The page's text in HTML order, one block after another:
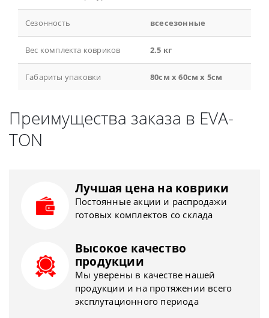
Сезонность всесезонные
Вес комплекта ковриков 2.5 кг
Габариты упаковки 80см x 60см x 5см
Преимущества заказа в EVA-
TON
Лучшая цена на коврики
Постоянные акции и распродажи
готовых комплектов со склада
Высокое качество
продукции
Мы уверены в качестве нашей
продукции и на протяжении всего
эксплутационного периода